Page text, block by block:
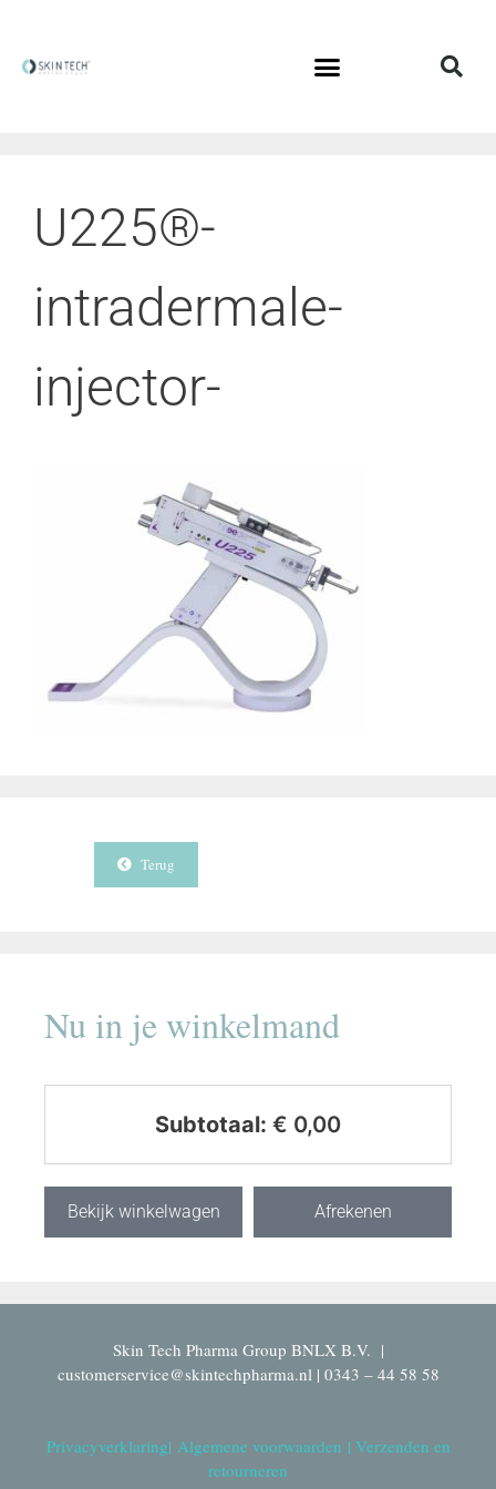
U225®-
intradermale-
injector-
Terug
Nu in je winkelmand
Subtotaal: € 0,00
Bekijk winkelwagen Afrekenen
Skin Tech Pharma Group BNLX B.V. |
customerservice@skintechpharma.nl | 0343 – 44 58 58
Privacyverklaring| Algemene voorwaarden | Verzenden en
retourneren